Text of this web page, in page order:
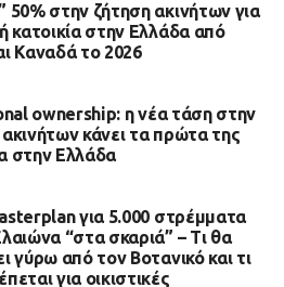
50% στην ζήτηση ακινήτων για
κατοικία στην Ελλάδα από
Καναδά το 2026
ownership: η νέα τάση στην
κάνει τα πρώτα της
στην Ελλάδα
για 5.000 στρέμματα
“στα σκαριά” – Τι θα
γύρω από τον Βοτανικό και τι
για οικιστικές